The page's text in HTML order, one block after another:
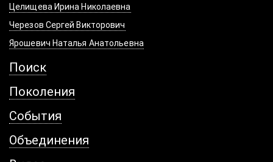
Целищева Ирина Николаевна
Черезов Сергей Викторович
Ярошевич Наталья Анатольевна
Поиск
Поколения
События
Объединения